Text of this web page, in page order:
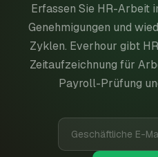
Erfassen Sie HR-Arbeit
Genehmigungen und
Zyklen. Everhour gibt
Zeitaufzeichnung für
Payroll-Prüfung